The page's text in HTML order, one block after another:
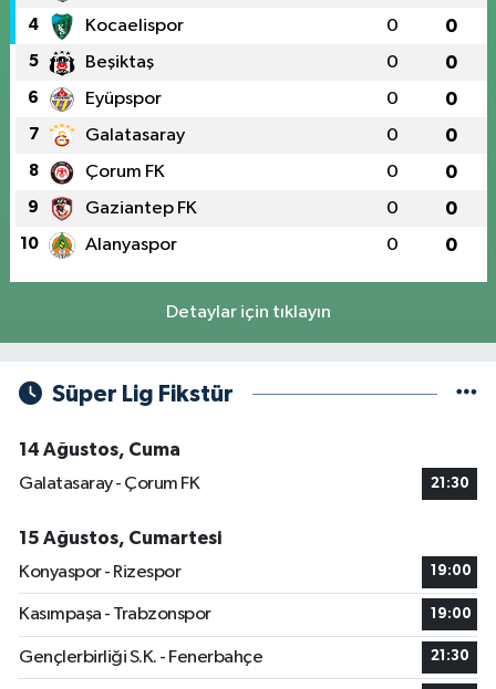
4 Kocaelispor 0 0
5 Beşiktaş 0 0
6 Eyüpspor 0 0
7 Galatasaray 0 0
8 Çorum FK 0 0
9 Gaziantep FK 0 0
10 Alanyaspor 0 0
Detaylar için tıklayın
Süper Lig Fikstür
14 Ağustos, Cuma
Galatasaray - Çorum FK
21:30
15 Ağustos, Cumartesi
Konyaspor - Rizespor
19:00
Kasımpaşa - Trabzonspor 19:00
Gençlerbirliği S.K. - Fenerbahçe 21:30